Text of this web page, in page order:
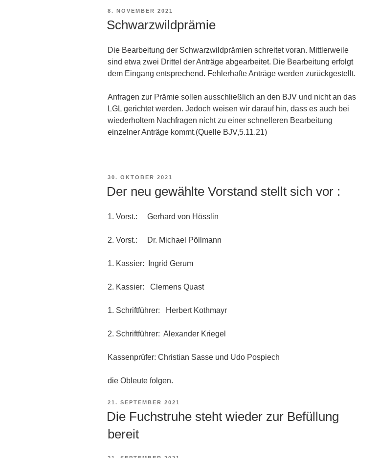
VERÖFFENTLICHT
8. NOVEMBER 2021
Schwarzwildprämie
Die Bearbeitung der Schwarzwildprämien schreitet voran. Mittlerweile
sind etwa zwei Drittel der Anträge abgearbeitet. Die Bearbeitung erfolgt
dem Eingang entsprechend. Fehlerhafte Anträge werden zurückgestellt.
Anfragen zur Prämie sollen ausschließlich an den BJV und nicht an das
LGL gerichtet werden. Jedoch weisen wir darauf hin, dass es auch bei
wiederholtem Nachfragen nicht zu einer schnelleren Bearbeitung
einzelner Anträge kommt.(Quelle BJV,5.11.21)
VERÖFFENTLICHT
30. OKTOBER 2021
Der neu gewählte Vorstand stellt sich vor :
1. Vorst.: Gerhard von Hösslin
2. Vorst.: Dr. Michael Pöllmann
1. Kassier: Ingrid Gerum
2. Kassier: Clemens Quast
1. Schriftführer: Herbert Kothmayr
2. Schriftführer: Alexander Kriegel
Kassenprüfer: Christian Sasse und Udo Pospiech
die Obleute folgen.
VERÖFFENTLICHT
21. SEPTEMBER 2021
Die Fuchstruhe steht wieder zur Befüllung
bereit